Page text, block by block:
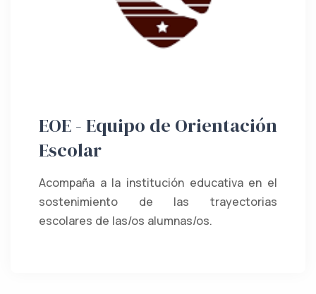
EOE - Equipo de Orientación
Escolar
Acompaña a la institución educativa en el
sostenimiento de las trayectorias
escolares de las/os alumnas/os.